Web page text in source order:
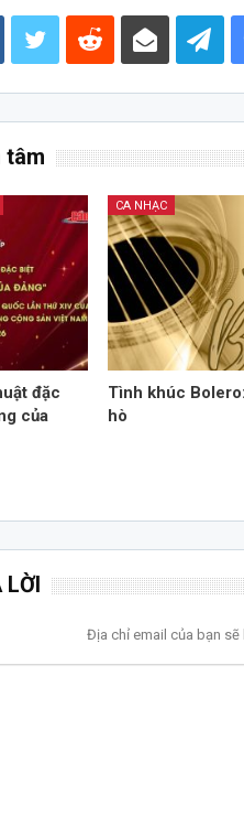
tâm
đặc
của
CA NHẠC
Tình khúc
hò
LỜI
Địa chỉ email của bạn